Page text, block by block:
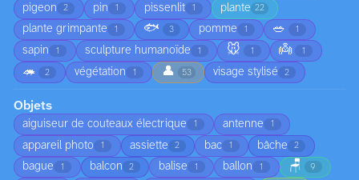
pigeon 2 pin 1 pissenlit 1 plante 22
plante grimpante 1 🐟 3 pomme 1 🥗 1
sapin 1 sculpture humanoïde 1 🐭 1 👼 1
🦔 2 végétation 1 👤 53 visage stylisé 2
Objets
aiguiseur de couteaux électrique 1 antenne 1
appareil photo 1 assiette 2 bac 1 bâche 2
bague 1 balcon 2 balise 1 ballon 1 🪑 9